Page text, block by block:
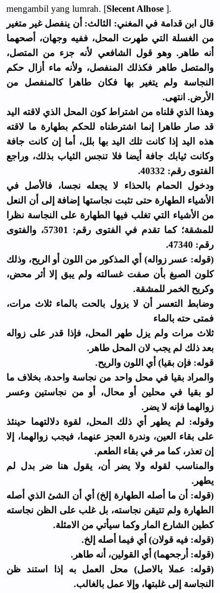
mengambil yang lumrah. [Slecent Alhose ].
قال ابن قدامة في المغني: الثالث: أن ينفصل غير متغير
من الغسلة التي طهرت المحل، ففيه وجهان، أصحهما
أنه طاهر. وهو قول الشافعي لأنه جزء من المتصل،
والمتصل طاهر فكذلك المنفصل، ولأنه ماء أزال حكم
النجاسة ولم يتغير بها فكان طاهرا كالمنفصل من
الأرض. انتهى.
وهذا الذي قلناه من اشتراط كون المحل الذي لاقته اليد
قد صار طاهرا إنما اشترطناه للحكم بطهارة ما لاقته
هذه اليد إذا كانت تلك اليد بها بلل، أما إن كانت جافة
وكانت ثيابك جافة أيضا فلا تنجس الثياب بذلك، وراجع
الفتوى رقم: 40332.
ودخول الحمام بالحذاء لا يجعله نجسا، فالأصل في
الأشياء الطهارة حتى تثبت نجاستها إضافة إلى أن النعل
من الأشياء التي تغلب فيها الطهارة على النجاسة نظرا
للمشقة؛ كما تقدم في الفتوى رقم: 57301، والفتوى
رقم: 47340.
(قوله: عسر زواله) أي المذكور من اللون أو الريح، وذلك
كلون الصبغ بأن صفت غسالته ولم يبق إلا أثر محض،
وكريح الخمر للمشقة.
وضابط التعسر أن لا يزول بالحت بالماء ثلاث مرات،
فمتى حته بالماء
ثلاث مرات ولم يزل طهر المحل، فإذا قدر على زواله
بعد ذلك لم يجب لان المحل طاهر.
قوله: فإن بقيا) أي اللون والريح.
والمراد بقيا في محل واحد من نجاسة واحدة، بخلاف ما
لو بقيا في محلين أو محال، أو من نجاستين وعسر
زوالهما فإنه لا يضر.
وقوله: لم يطهر أي ذلك المحل، لقوة دلالتهما حينئذ
على بقاء العين، وندرة العجز عنهما، فيجب زوالهما، إلا
إن تعذر، كما مر في بقاء الطعم.
والمناسب لقوله ولا يضر أن، يقول هنا ضر بدل لم
يطهر.
(قوله: أن ما أصله الطهارة إلخ) أي أن الشئ الذي أصله
الطهارة ولم تتيقن نجاسته، بل غلب على الظن نجاسته
كطين الشارع المار وكما سيأتي من الامثلة.
(قوله: فيه قولان) أي فيما أصله إلخ.
(قوله: أرجحهما) أي القولين، أنه طاهر.
(قوله: عملا بالاصل) محل العمل به إذا استند ظن
النجاسة إلى غلبتها، وإلا عمل بالغالب.